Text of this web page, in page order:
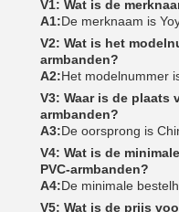
V1: Wat is de
A1:De merknaam is
V2: Wat is het
armbanden?
A2:Het modelnummer
V3: Waar is de plaats
armbanden?
A3:De oorsprong is
V4: Wat is de
PVC-armbanden?
A4:De minimale
V5: Wat is de prijs